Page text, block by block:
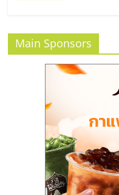
แฟ
ไชส์
แฟ
Main Sponsors